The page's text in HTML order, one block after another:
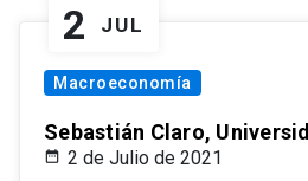
2 JUL
Macroeconomía
Sebastián Claro,
2 de Julio de 2021